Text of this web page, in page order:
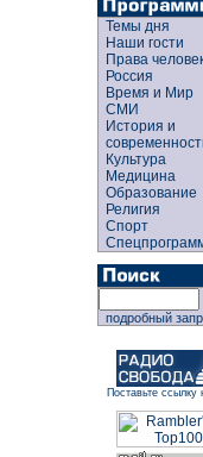
Темы дня
Наши гости
Права
Россия
Время и Мир
СМИ
История и
Культура
Медицина
Образование
Религия
Спорт
подробный
Поставьте ссылку